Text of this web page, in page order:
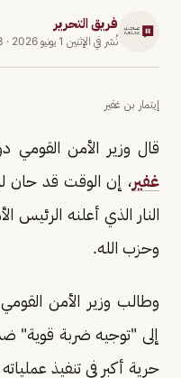
فريق التحرير
نُشر في الإثنين 1 يونيو 2026 ·
إيتمار بن غفير
قال وزير الأمن القومي
غفير، إن الوقت قد حان
النار الذي أعلنه الرئيس
وحزب الله.
وطالب وزير الأمن
إلى "توجيه ضربة قوية"
حرية أكبر في تنفيذ